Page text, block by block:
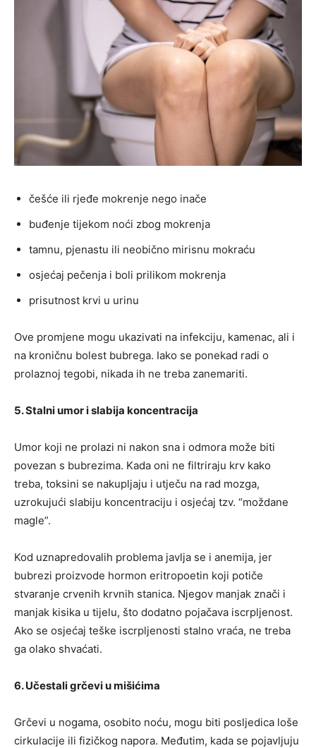
češće ili rjeđe mokrenje nego inače
buđenje tijekom noći zbog mokrenja
tamnu, pjenastu ili neobično mirisnu mokraću
osjećaj pečenja i boli prilikom mokrenja
prisutnost krvi u urinu
Ove promjene mogu ukazivati na infekciju, kamenac, ali i
na kroničnu bolest bubrega. Iako se ponekad radi o
prolaznoj tegobi, nikada ih ne treba zanemariti.
5. Stalni umor i slabija koncentracija
Umor koji ne prolazi ni nakon sna i odmora može biti
povezan s bubrezima. Kada oni ne filtriraju krv kako
treba, toksini se nakupljaju i utječu na rad mozga,
uzrokujući slabiju koncentraciju i osjećaj tzv. “moždane
magle”.
Kod uznapredovalih problema javlja se i anemija, jer
bubrezi proizvode hormon eritropoetin koji potiče
stvaranje crvenih krvnih stanica. Njegov manjak znači i
manjak kisika u tijelu, što dodatno pojačava iscrpljenost.
Ako se osjećaj teške iscrpljenosti stalno vraća, ne treba
ga olako shvaćati.
6. Učestali grčevi u mišićima
Grčevi u nogama, osobito noću, mogu biti posljedica loše
cirkulacije ili fizičkog napora. Međutim, kada se pojavljuju